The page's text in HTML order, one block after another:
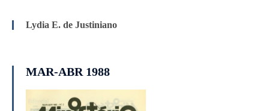
Lydia E. de Justiniano
MAR-ABR 1988